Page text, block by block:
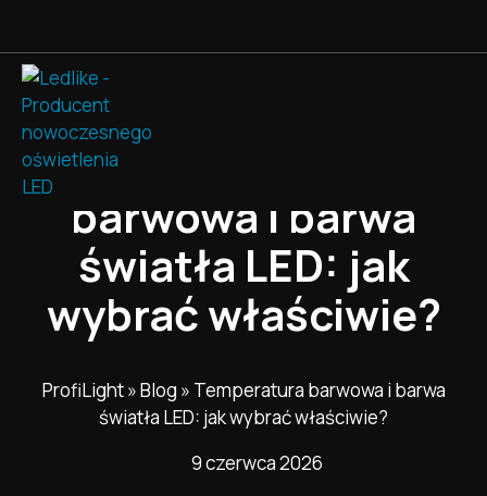
Temperatura
barwowa i barwa
światła LED: jak
wybrać właściwie?
ProfiLight»Blog » Temperatura barwowa i barwa
światła LED: jak wybrać właściwie?
9 czerwca 2026